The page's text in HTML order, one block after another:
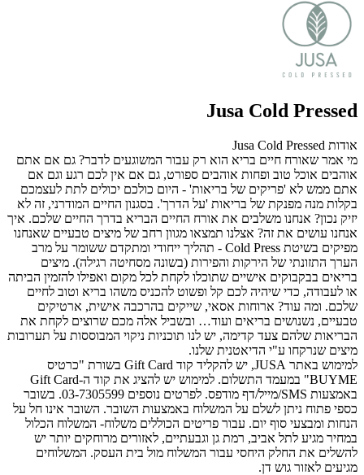
Jusa Cold Pressed
אודות Jusa Cold Pressed
מי אמר שאורח חיים בריא הוא רק עבור המשוגעים לדבר? גם אם אתם
אוהבים אוכל טוב ופחות אוהבים ספורט, גם אם אין לכם רגע וגם אם
אתם ממש לא 'פריקים של בריאות' - היום כולכם יכולים לתת לעצמכם
בקלות מנה מפנקת של בריאות 'על הדרך'. בסגנון החיים המודרני, זה לא
יזיק נכון? אנחנו משלבים את אורח החיים הבריא בדרך החיים שלכם. איך
אנחנו עושים את זה? אצלנו תמצאו מגוון רחב של מיצים טבעיים שאנחנו
מפיקים בשיטת Cold Press - תהליך ייחודי ומתקדם ששומר על מרב
הערך התזונתי של הירקות והפירות (בשונה מסחיטה רגילה). מיצים
בריאים בבקבוקים אישיים שתוכלו לקחת לכל מקום ואפילו להזמין הביתה
או לעבודה, כדי שיהיה לכם קל ופשוט להכניס משהו בריא וטוב לחיים
שלכם. ומה עוד? ארוחות אסאי, שייקים בהרכבה אישית, ארטיקים
טבעיים, נשנושים בריאים ועוד… ובשביל אלה מכם שרוצים לקחת את
הבריאות שלהם צעד קדימה, יש לנו תוכניות ניקוי המבוססות על תערובות
מיצים שנרקחו ע"י הדיאטנית שלנו.
למימוש באתר JUSA, יש להקליד קוד Gift Card בשורת "כרטיס
BUYME" במעמד התשלום. למימוש יש להציג את קוד ה-Gift Card
באמצעות SMS/מייל/דף מודפס. לפרטים נוספים 03-7305599. בשובר
כספי פתוח ניתן לשלם על המשלוח באמצעות השובר. השובר אינו חל על
הנחות ומבצעי סוף יום. עבור פריטים הכוללים משלוח- המשלוח הכלול
במחיר מגיע לתל אביב, רמת גן וגבעתיים, לאזורים מרוחקים יותר יש
להשלים את החלק היחסי עבור המשלוח מול בית העסק. המשלוחים
מגיעים לאזור גוש דן.